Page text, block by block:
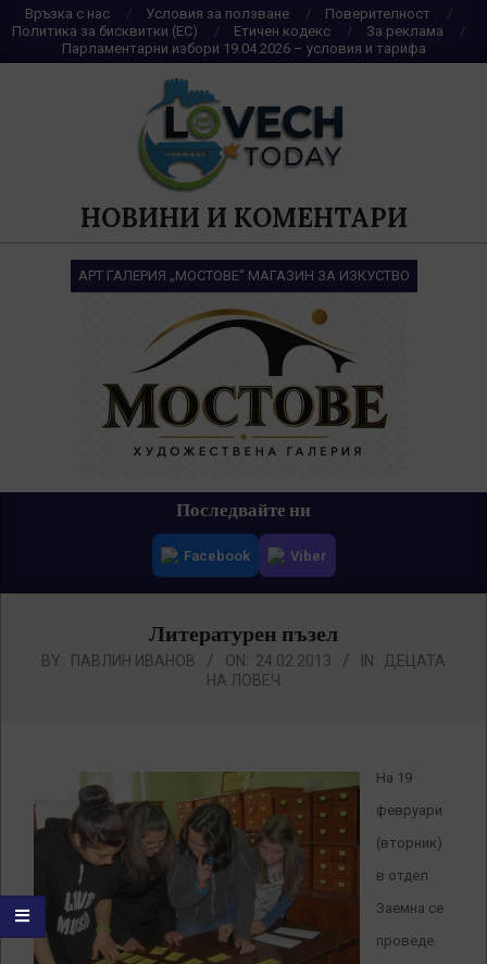
Skip
to
content
Връзка с нас Условия за ползване
Поверителност
Политика за бисквитки (ЕС)
Етичен кодекс
За реклама
Парламентарни избори 19.04.2026 – условия и тарифа
НОВИНИ И КОМЕНТАРИ
АРТ ГАЛЕРИЯ „МОСТОВЕ“ МАГАЗИН ЗА ИЗКУСТВО
Последвайте ни
Facebook Viber
Литературен пъзел
BY: ПАВЛИН ИВАНОВ ON: 24.02.2013 IN: ДЕЦАТА
НА ЛОВЕЧ
На 19
февруари
(вторник)
в отдел
Заемна се
проведе